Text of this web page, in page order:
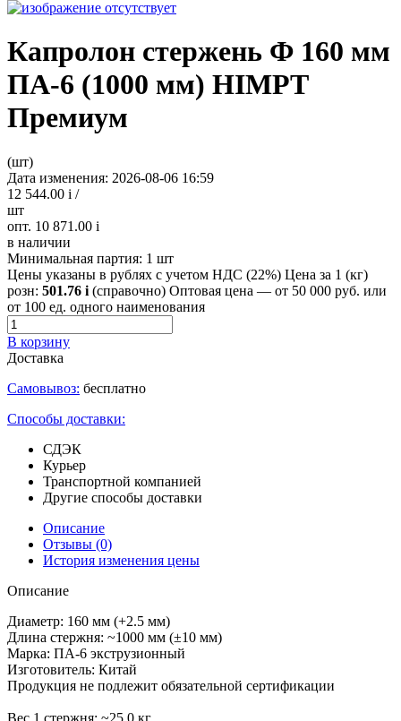
Капролон стержень Ф 160 мм
ПА-6 (1000 мм) HIMPT
Премиум
(шт)
Дата изменения: 2026-08-06 16:59
12 544.00 i /
шт
опт. 10 871.00 i
в наличии
Минимальная партия: 1 шт
Цены указаны в рублях с учетом НДС (22%) Цена за 1 (кг)
розн: 501.76 i (справочно) Оптовая цена — от 50 000 руб. или
от 100 ед. одного наименования
В корзину
Доставка
Самовывоз: бесплатно
Способы доставки:
СДЭК
Курьер
Транспортной компанией
Другие способы доставки
Описание
Отзывы (0)
История изменения цены
Описание
Диаметр: 160 мм (+2.5 мм)
Длина стержня: ~1000 мм (±10 мм)
Марка: ПА-6 экструзионный
Изготовитель: Китай
Продукция не подлежит обязательной сертификации
Вес 1 стержня: ~25.0 кг